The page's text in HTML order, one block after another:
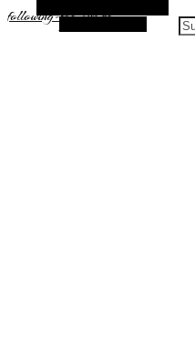
following-the-sun.de
Zufallsauswahl